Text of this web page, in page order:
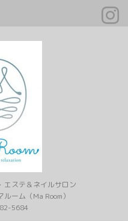
エステ＆ネイルサロン
ーム（Ma Room）
5684